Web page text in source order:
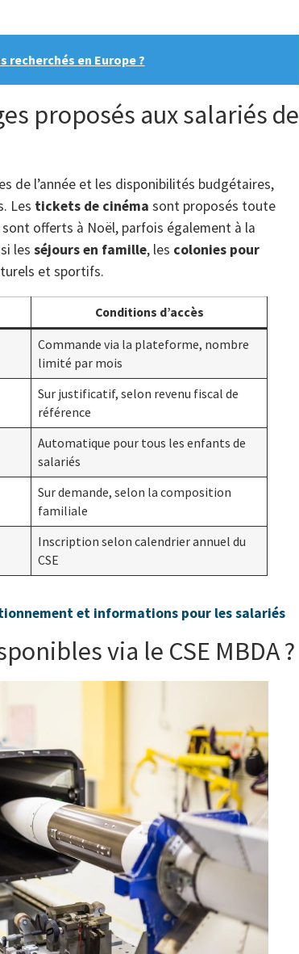
recherchés en Europe ?
proposés aux salariés de
de l’année et les disponibilités budgétaires,
Les tickets de cinéma sont proposés toute
sont offerts à Noël, parfois également à la
les séjours en famille, les colonies pour
et sportifs.
Conditions d’accès
Commande via la plateforme, nombre
limité par mois
Sur justificatif, selon revenu fiscal de
référence
Automatique pour tous les enfants de
salariés
Sur demande, selon la composition
familiale
Inscription selon calendrier annuel du
CSE
et informations pour les salariés
via le CSE MBDA ?